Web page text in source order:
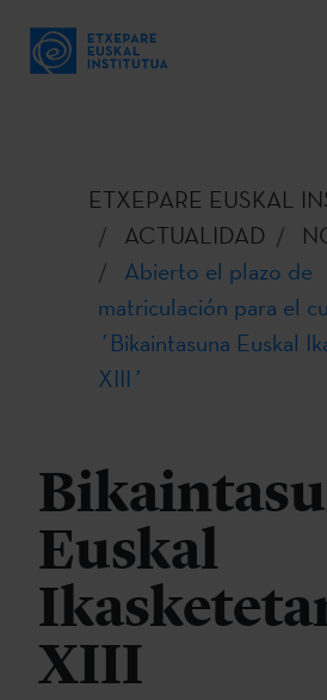
ETXEPARE EUSKAL
ACTUALIDAD
Abierto el plazo de
matriculación para el
´Bikaintasuna Euskal
XIII´
Euskal
XIII